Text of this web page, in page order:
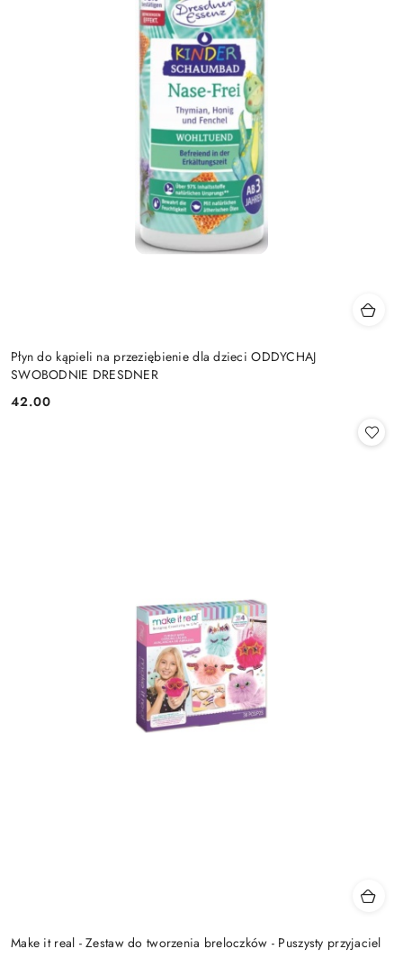
Płyn do kąpieli na przeziębienie dla dzieci ODDYCHAJ
SWOBODNIE DRESDNER
Cena:
42.00
Make it real - Zestaw do tworzenia breloczków - Puszysty przyjaciel